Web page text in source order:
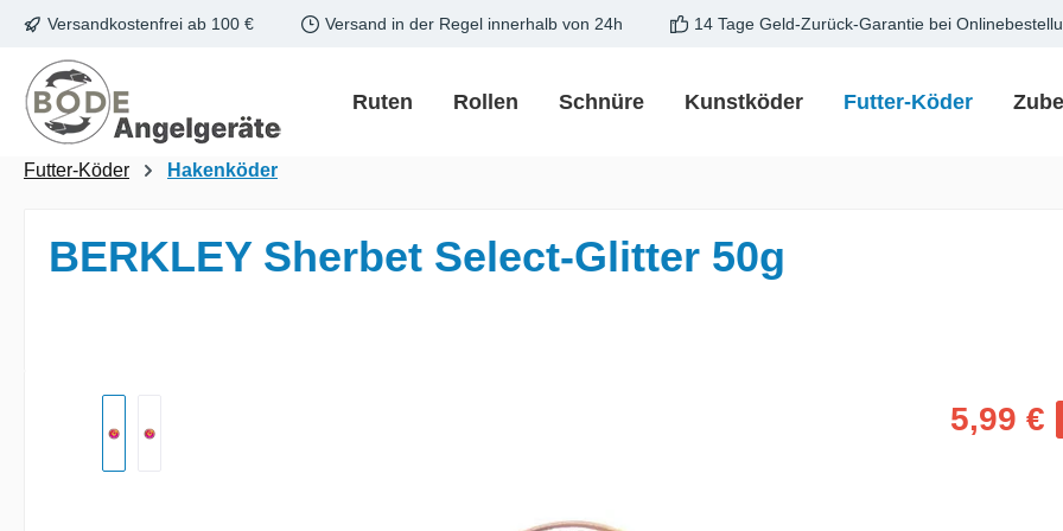
Hauptinhalt springen
Zur Suche springen
Zur Hauptnavigation springen
Versandkostenfrei ab 100 € Versand in der Regel innerhalb von 24h 14 Tage Geld-Zurück-Garantie bei
Ruten Rollen Schnüre Kunstköder Futter-Köder
Futter-Köder Hakenköder
BERKLEY Sherbet Select-Glitter 50g
5,99 €